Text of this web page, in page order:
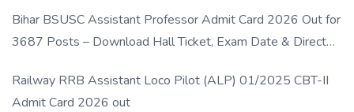
Bihar BSUSC Assistant Professor Admit Card 2026 Out for
3687 Posts – Download Hall Ticket, Exam Date & Direct
Railway RRB Assistant Loco Pilot (ALP) 01/2025 CBT-II
Admit Card 2026 out